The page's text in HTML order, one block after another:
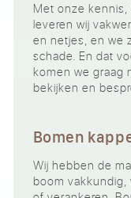
Met onze
leveren wij
en netjes, en we
schade. En dat
komen we graag
bekijken en
Bomen
Wij hebben de
boom